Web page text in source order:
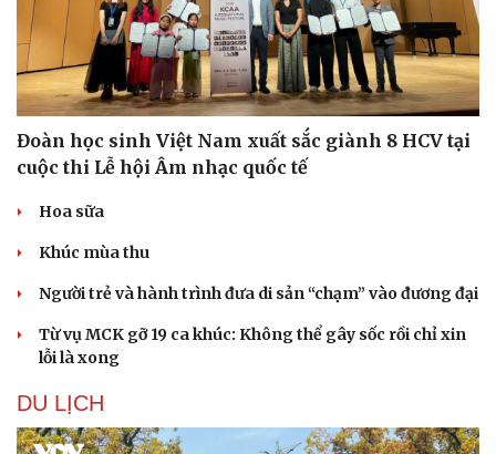
Đoàn học sinh Việt Nam xuất sắc giành 8 HCV tại
cuộc thi Lễ hội Âm nhạc quốc tế
Hoa sữa
Khúc mùa thu
Người trẻ và hành trình đưa di sản “chạm” vào đương đại
Từ vụ MCK gỡ 19 ca khúc: Không thể gây sốc rồi chỉ xin
lỗi là xong
DU LỊCH